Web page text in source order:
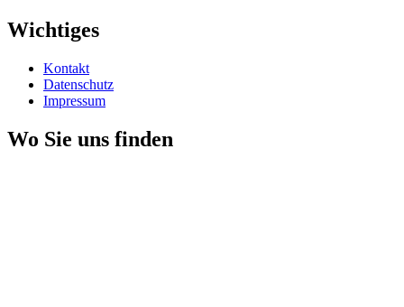
Wichtiges
Kontakt
Datenschutz
Impressum
Wo Sie uns finden